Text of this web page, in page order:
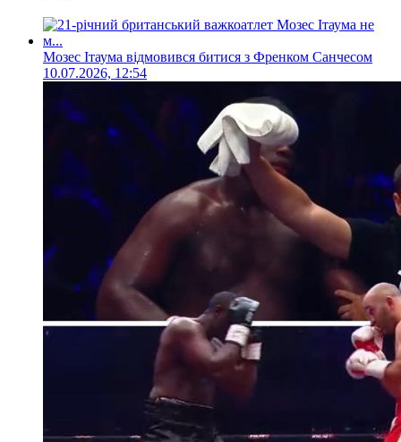
Мозес Ітаума відмовився битися з Френком Санчесом
10.07.2026, 12:54